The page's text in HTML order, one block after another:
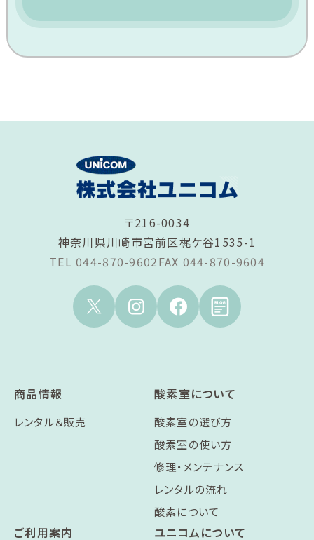
〒216-0034
神奈川県川崎市宮前区梶ケ谷1535-1
TEL 044-870-9602FAX 044-870-9604
商品情報
レンタル＆販売
酸素室について
酸素室の選び方
酸素室の使い方
修理・メンテナンス
レンタルの流れ
酸素について
ご利用案内 ユニコムについて